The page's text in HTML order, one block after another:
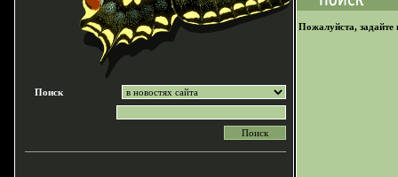
Поиск
Пожалуйста, задайте